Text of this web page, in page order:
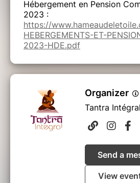
Hébergement en Pension
2023 :
https://
HEBERGEMENTS-ET-
2023-HDE.pdf
Organizer
Tantra Intégral
Send a
View